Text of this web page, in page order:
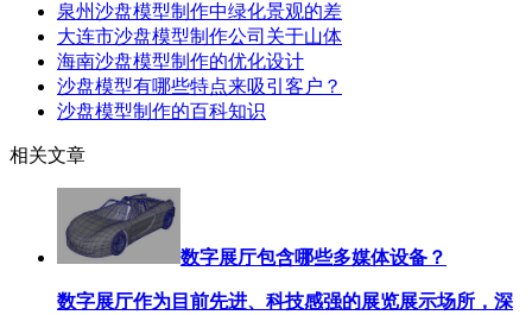
泉州沙盘模型制作中绿化景观的差
大连市沙盘模型制作公司关于山体
海南沙盘模型制作的优化设计
沙盘模型有哪些特点来吸引客户？
沙盘模型制作的百科知识
相关文章
数字展厅包含哪些多媒体设备？
数字展厅作为目前先进、科技感强的展览展示场所，深